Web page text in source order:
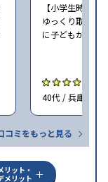
【小学生時の通
ゆっくり取り組
に子どもが通塾
40代 / 兵庫県 女
コミをもっと見る
リット・
メリット